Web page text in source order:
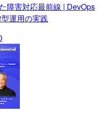
障害対応最前線 | DevOps
運用の実践